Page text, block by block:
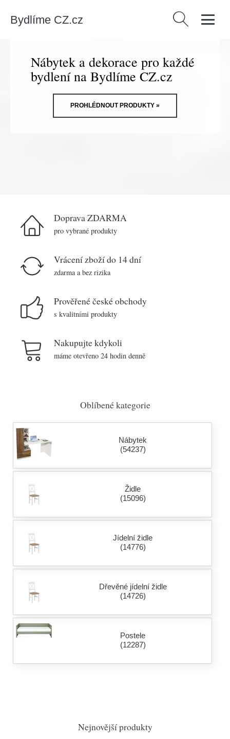
Bydlíme CZ.cz Vyhledávání
Nábytek a dekorace pro každé
bydlení na Bydlíme CZ.cz
PROHLÉDNOUT PRODUKTY »
Doprava ZDARMA
pro vybrané produkty
Vrácení zboží do 14 dní
zdarma a bez rizika
Prověřené české obchody
s kvalitními produkty
Nakupujte kdykoli
máme otevřeno 24 hodin denně
Oblíbené kategorie
Nábytek
(54237)
Židle
(15096)
Jídelní židle
(14776)
Dřevěné jídelní židle
(14726)
Postele
(12287)
Nejnovější produkty